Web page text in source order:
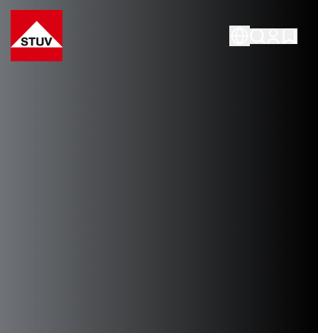
Go To the Homepage